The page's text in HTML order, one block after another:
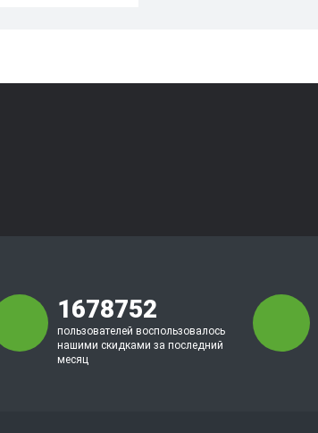
1678752
пользователей воспользовалось
нашими скидками за последний
месяц